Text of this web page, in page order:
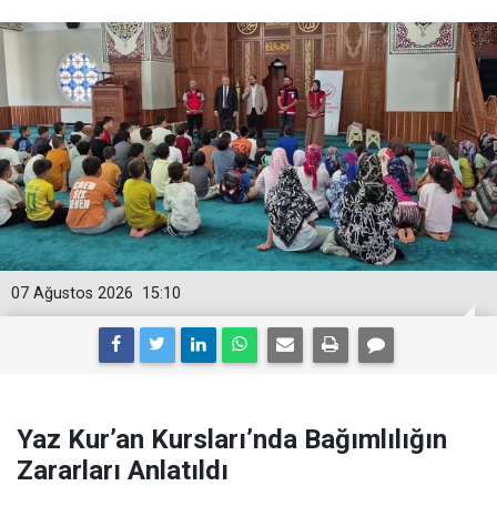
15:10
07 Ağustos 2026
Yaz Kur’an Kursları’nda Bağımlılığın
Zararları Anlatıldı